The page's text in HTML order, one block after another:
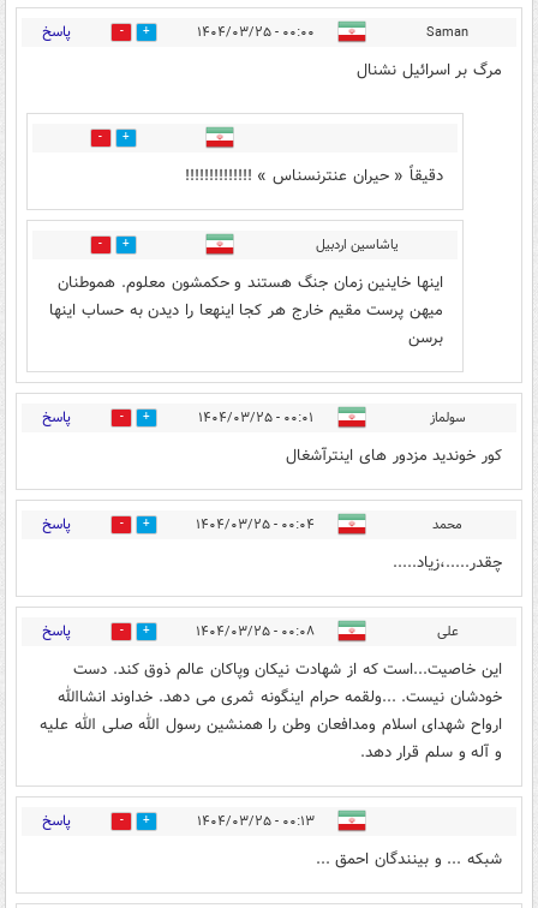
Saman ۰۰:۰۰ - ۱۴۰۴/۰۳/۲۵ 35 پاسخ
مرگ بر اسرائیل نشنال
14
دقیقاً « حیران عنترنسناس » !!!!!!!!!!!!!!
یاشاسین اردبیل 0
اینها خاینین زمان جنگ هستند و حکمشون معلوم. هموطنان
میهن پرست مقیم خارج هر کجا اینهعا را دیدن به حساب اینها
برسن
سولماز ۰۰:۰۱ - ۱۴۰۴/۰۳/۲۵ 18 پاسخ
کور خوندید مزدور های اینترآشغال
محمد ۰۰:۰۴ - ۱۴۰۴/۰۳/۲۵ 7 پاسخ
چقدر.....،زیاد.....
علی ۰۰:۰۸ - ۱۴۰۴/۰۳/۲۵ 14 پاسخ
این خاصیت...است که از شهادت نیکان وپاکان عالم ذوق کند. دست
خودشان نیست. ...ولقمه حرام اینگونه ثمری می دهد. خداوند انشاالله
ارواح شهدای اسلام ومدافعان وطن را همنشین رسول الله صلی الله علیه
و آله و سلم قرار دهد.
۰۰:۱۳ - ۱۴۰۴/۰۳/۲۵ 13 پاسخ
شبکه ... و بینندگان احمق ...